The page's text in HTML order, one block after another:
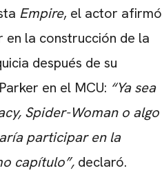
Empire, el actor afirmó
la construcción de la
después de su
en el MCU: “Ya sea
Spider-Woman o algo
participar en la
capítulo”, declaró.